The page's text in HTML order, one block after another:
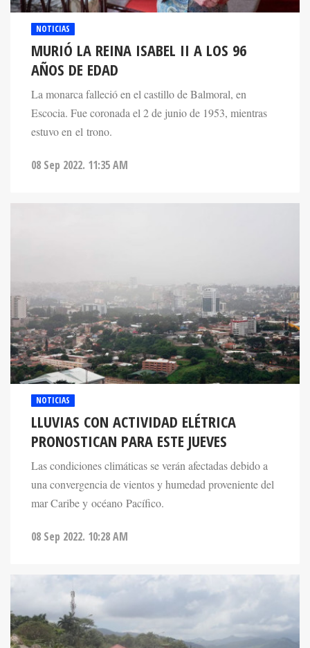
NOTICIAS
MURIÓ LA REINA ISABEL II A LOS 96
AÑOS DE EDAD
La monarca falleció en el castillo de Balmoral, en
Escocia. Fue coronada el 2 de junio de 1953, mientras
estuvo en el trono.
08 Sep 2022. 11:35 AM
NOTICIAS
LLUVIAS CON ACTIVIDAD ELÉTRICA
PRONOSTICAN PARA ESTE JUEVES
Las condiciones climáticas se verán afectadas debido a
una convergencia de vientos y humedad proveniente del
mar Caribe y océano Pacífico.
08 Sep 2022. 10:28 AM